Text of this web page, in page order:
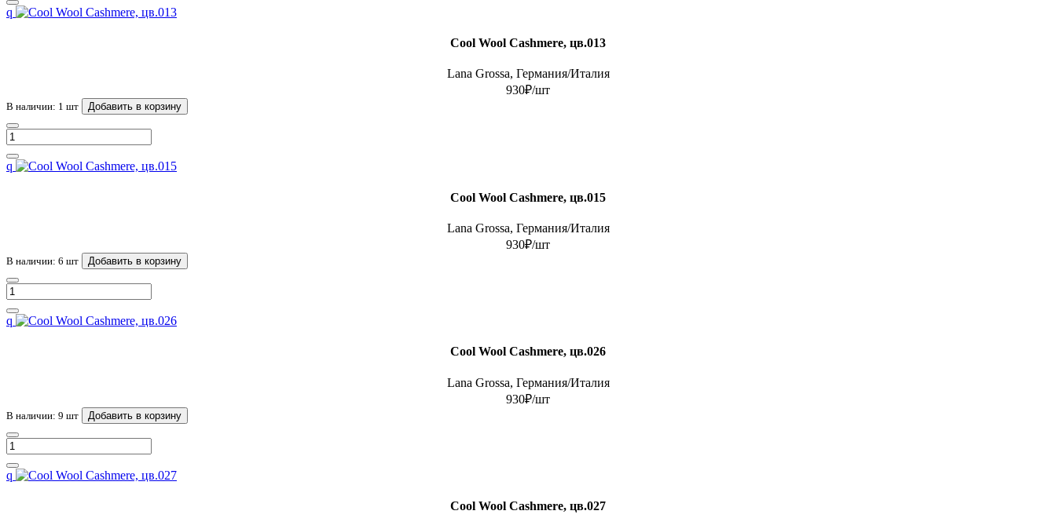
q
Cool Wool Cashmere, цв.013
Lana Grossa, Германия/Италия
930₽/шт
В наличии: 1 шт Добавить в корзину
q
Cool Wool Cashmere, цв.015
Lana Grossa, Германия/Италия
930₽/шт
В наличии: 6 шт Добавить в корзину
q
Cool Wool Cashmere, цв.026
Lana Grossa, Германия/Италия
930₽/шт
В наличии: 9 шт Добавить в корзину
q
Cool Wool Cashmere, цв.027